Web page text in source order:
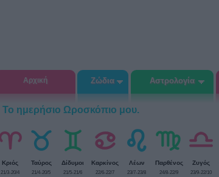
Αρχική Ζώδια Αστρολογία
Το ημερήσιο Ωροσκόπιο μου.
Κριός
21/3-20/4
Ταύρος
21/4-20/5
Δίδυμοι
21/5-21/6
Καρκίνος
22/6-22/7
Λέων
23/7-23/8
Παρθένος
24/8-22/9
Ζυγός
23/9-22/10